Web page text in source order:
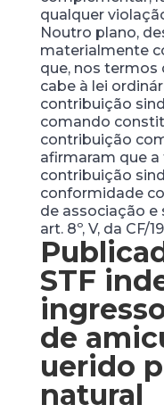
qualquer
Noutro plano,
materialmente
que, nos termos
cabe à lei
contribuição
comando
contribuição
afirmaram que
contribuição
conformidade
de associação e
art. 8º, V, da CF/
STF
de
uerido
natural